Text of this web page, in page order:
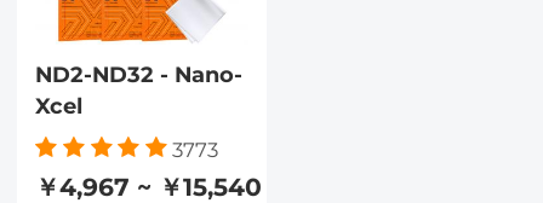
ND2-ND32 - Nano-
Xcel
3773
￥4,967 ~ ￥15,540